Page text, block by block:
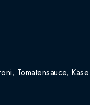
Tomatensauce, Käse